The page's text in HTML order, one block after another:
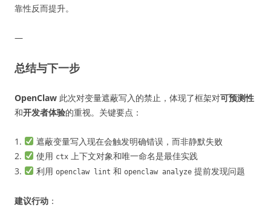
靠性反而提升。
—
总结与下一步
OpenClaw 此次对变量遮蔽写入的禁止，体现了框架对可预测性
和开发者体验的重视。关键要点：
1.
遮蔽变量写入现在会触发明确错误，而非静默失败
2.
使用 ctx上下文对象和唯一命名是最佳实践
3.
利用 openclaw lint 和 openclaw analyze提前发现问题
建议行动 ：